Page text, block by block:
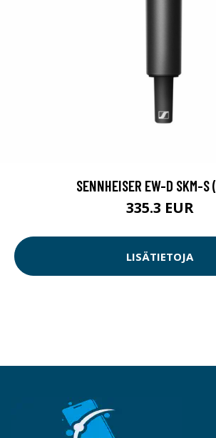
SENNHEISER EW-D SKM-S
335.3 EUR
LISÄTIETOJA